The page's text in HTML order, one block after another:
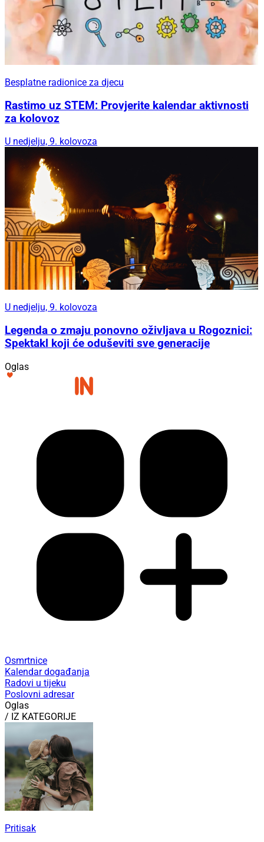
Besplatne radionice za djecu
Rastimo uz STEM: Provjerite kalendar aktivnosti
za kolovoz
U nedjelju, 9. kolovoza
U nedjelju, 9. kolovoza
Legenda o zmaju ponovno oživljava u Rogoznici:
Spektakl koji će oduševiti sve generacije
Oglas
Osmrtnice
Kalendar događanja
Radovi u tijeku
Poslovni adresar
Oglas
/ IZ KATEGORIJE
Pritisak